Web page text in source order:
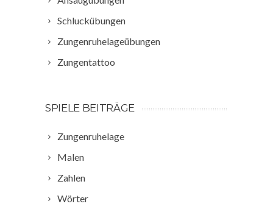
Schluckübungen
Zungenruhelageübungen
Zungentattoo
SPIELE BEITRÄGE
Zungenruhelage
Malen
Zahlen
Wörter